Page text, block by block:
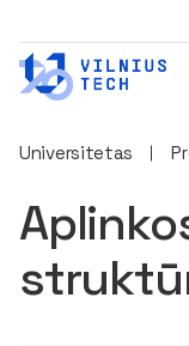
Universitetas